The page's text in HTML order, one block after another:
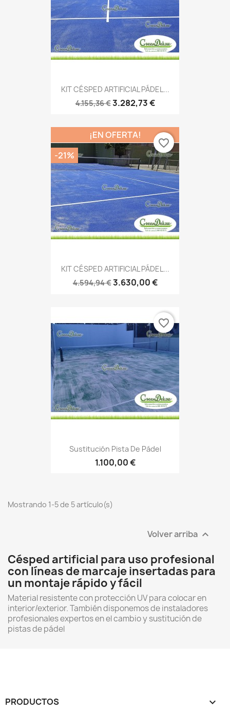
KIT CÉSPED ARTIFICIAL PÁDEL...
4.155,36 €3.282,73 €
KIT CÉSPED ARTIFICIAL PÁDEL...
4.594,94 €3.630,00 €
¡EN OFERTA!
-21%
favorite_border
Sustitución Pista De Pádel
1.100,00 €
favorite_border
Mostrando 1-5 de 5 artículo(s)
Volver arriba 
Césped artificial para uso profesional
con líneas de marcaje insertadas para
un montaje rápido y fácil
Material resistente con protección UV para colocar en
interior/exterior. También disponemos de instaladores
profesionales expertos en el cambio y sustitución de
pistas de pádel
PRODUCTOS 